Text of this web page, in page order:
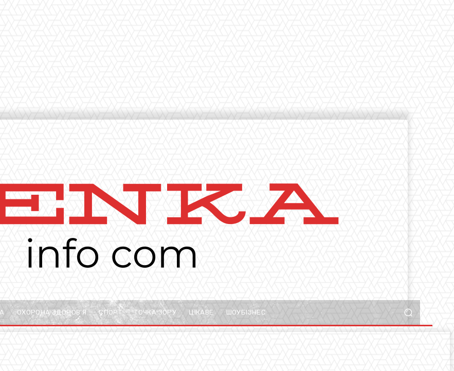
ОХОРОНА ЗДОРОВ’Я СПОРТ ТОЧКА ЗОРУ ЦІКАВЕ ШОУБІЗНЕС